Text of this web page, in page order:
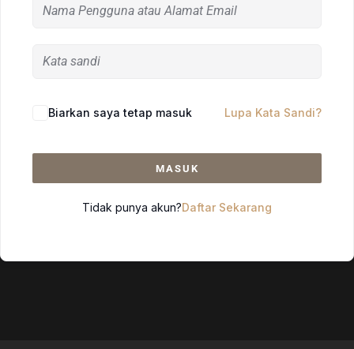
Biarkan saya tetap masuk Lupa Kata Sandi?
MASUK
Tidak punya akun?Daftar Sekarang